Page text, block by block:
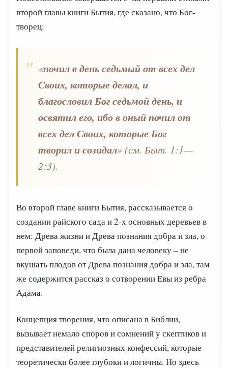
второй главы книги Бытия, где сказано, что Бог-
творец:
«почил в день седьмый от всех дел
Своих, которые делал, и
благословил Бог седьмой день, и
освятил его, ибо в оный почил от
всех дел Своих, которые Бог
творил и созидал» (см. Быт. 1:1—
2:3).
Во второй главе книги Бытия, рассказывается о
создании райского сада и 2-х основных деревьев в
нем: Древа жизни и Древа познания добра и зла, о
первой заповеди, что была дана человеку – не
вкушать плодов от Древа познания добра и зла, там
же содержится рассказ о сотворении Евы из ребра
Адама.
Концепция творения, что описана в Библии,
вызывает немало споров и сомнений у скептиков и
представителей религиозных конфессий, которые
теоретически более глубоки и логичны. Но здесь